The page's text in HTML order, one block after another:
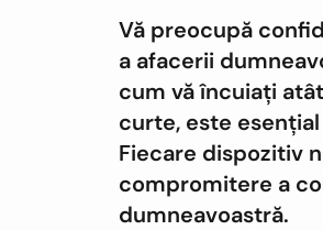
Vă preocupă
a afacerii
cum vă încuiați
curte, este
Fiecare dispozitiv
compromitere a
dumneavoastră.